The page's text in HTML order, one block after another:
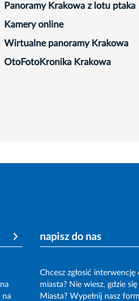
Panoramy Krakowa z lotu ptaka
Kamery online
Wirtualne panoramy Krakowa
OtoFotoKronika Krakowa
na
napisz do nas
Chcesz zgłosić
miasta? Nie wiesz, gdzie
Miasta? Wypełnij nasz